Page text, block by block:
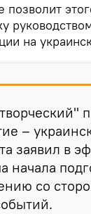
позволит
на
–
заявил в
начала
со